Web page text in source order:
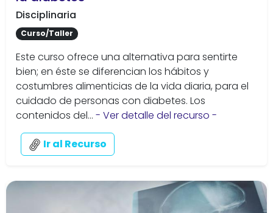
Disciplinaria
Curso/Taller
Este curso ofrece una alternativa para sentirte
bien; en éste se diferencian los hábitos y
costumbres alimenticias de la vida diaria, para el
cuidado de personas con diabetes. Los
contenidos del... - Ver detalle del recurso -
Ir al Recurso